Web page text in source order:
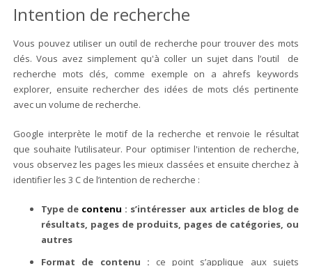
Intention de recherche
Vous pouvez utiliser un outil de recherche pour trouver des mots
clés. Vous avez simplement qu'à coller un sujet dans l’outil de
recherche mots clés, comme exemple on a ahrefs keywords
explorer, ensuite rechercher des idées de mots clés pertinente
avec un volume de recherche.
Google interprète le motif de la recherche et renvoie le résultat
que souhaite l’utilisateur. Pour optimiser l'intention de recherche,
vous observez les pages les mieux classées et ensuite cherchez à
identifier les 3 C de l’intention de recherche :
Type de contenu : s’intéresser aux articles de blog de
résultats, pages de produits, pages de catégories, ou
autres
Format de contenu : ce point s’applique aux sujets